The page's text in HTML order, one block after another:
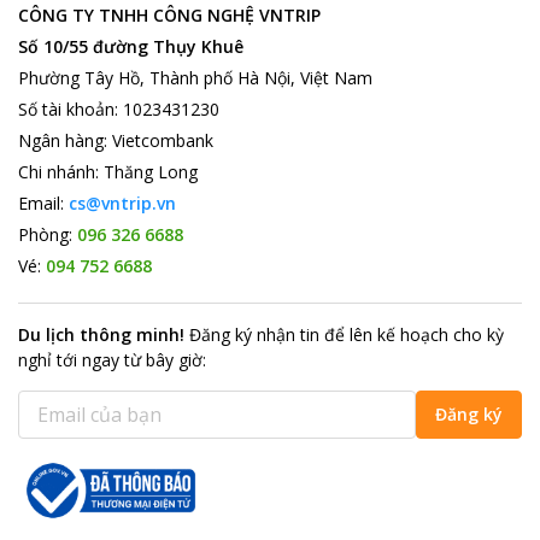
thăm thủ đô.
Ngoài ra, khi đến với khách sạn bạn còn được hưởng rất nhiều
những tiện ích khác nữa như dịch vụ giặt là, dịch vụ đưa đón,
cho thuê xe, thu đổi ngoại tệ, cung cấp wifi miễn phí, dịch vụ du
lịch,…làm nên một cuộc sống hoàn hảo nhất.
Địa điểm du lịch gần khách sạn
Cách khách sạnRising Dragon Majestic Hotel
Bảo tàng Cách Mạng Việt Nam. là nơi tái hiện lịch sử đấu tranh
hàng trăm năm qua của nhân dân Việt Nam chống Pháp, chống
Nhật, chống Mỹ, chống phong kiến, giành lại nền độc lập tự do
CÔNG TY TNHH CÔNG NGHỆ VNTRIP
Số 10/55 đường Thụy Khuê
Phường Tây Hồ, Thành phố Hà Nội, Việt Nam
Số tài khoản: 1023431230
Ngân hàng: Vietcombank
Chi nhánh: Thăng Long
Email: cs@vntrip.vn
Phòng: 096 326 6688
Vé: 094 752 6688
Du lịch thông minh! Đăng ký nhận tin để lên kế hoạch cho kỳ
nghỉ tới ngay từ bây giờ:
Đăng ký